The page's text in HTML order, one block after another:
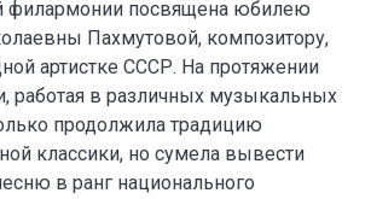
филармонии посвящена юбилею
Пахмутовой, композитору,
артистке СССР. На протяжении
работая в различных музыкальных
продолжила традицию
классики, но сумела вывести
в ранг национального